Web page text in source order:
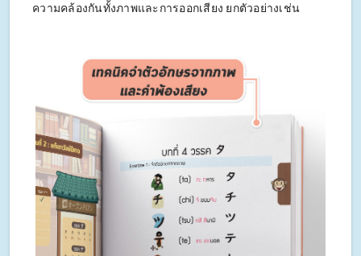
ความคล้องกันทั้งภาพและการออกเสียง ยกตัวอย่างเช่น